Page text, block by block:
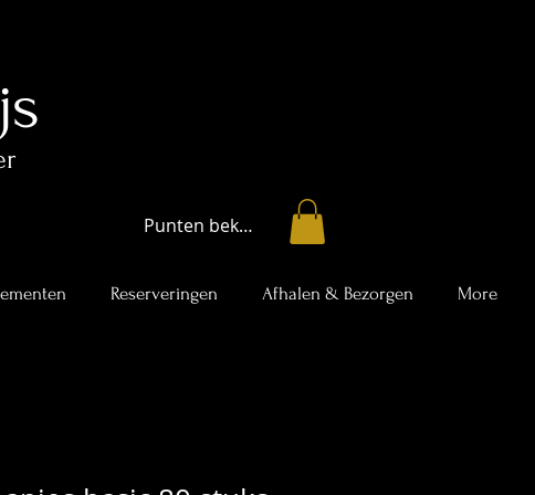
Punten bekijken
Reserveringen Afhalen & Bezorgen More